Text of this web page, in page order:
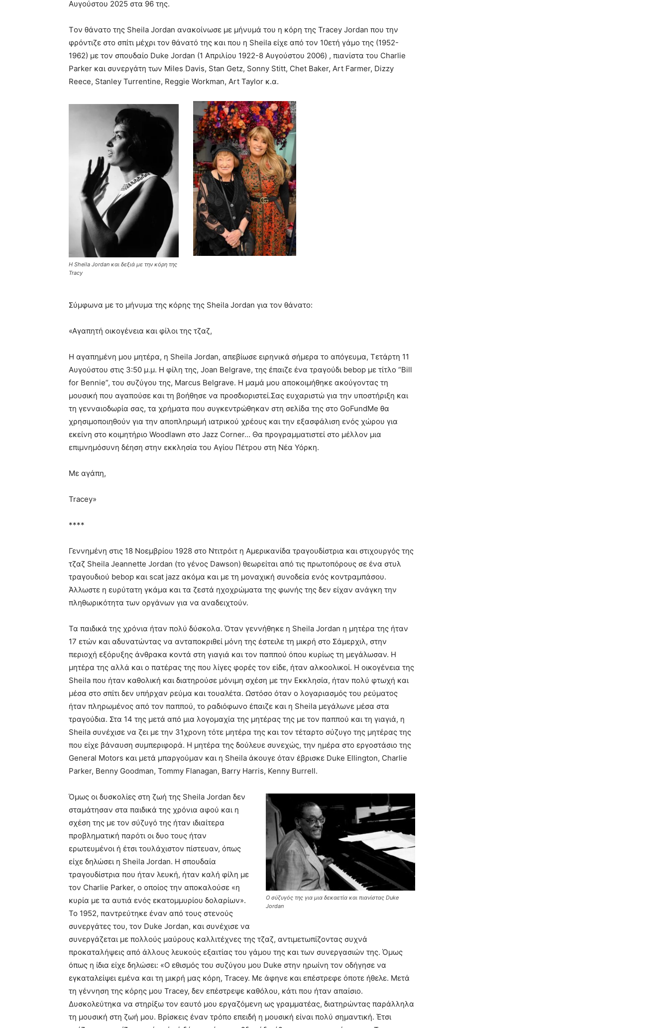
Αυγούστου 2025 στα 96 της.
Tον θάνατο της Sheila Jordan ανακοίνωσε με μήνυμά του η κόρη της Tracey Jordan που την
φρόντιζε στο σπίτι μέχρι τον θάνατό της και που η Sheila είχε από τον 10ετή γάμο της (1952-
1962) με τον σπουδαίο Duke Jordan (1 Απριλίου 1922-8 Αυγούστου 2006) , πιανίστα του Charlie
Parker και συνεργάτη των Miles Davis, Stan Getz, Sonny Stitt, Chet Baker, Art Farmer, Dizzy
Reece, Stanley Turrentine, Reggie Workman, Art Taylor κ.α.
Η Sheila Jordan και δεξιά με την κόρη της
Tracy
Σύμφωνα με το μήνυμα της κόρης της Sheila Jordan για τον θάνατο:
«Αγαπητή οικογένεια και φίλοι της τζαζ,
Η αγαπημένη μου μητέρα, η Sheila Jordan, απεβίωσε ειρηνικά σήμερα το απόγευμα, Τετάρτη 11
Αυγούστου στις 3:50 μ.μ. Η φίλη της, Joan Belgrave, της έπαιζε ένα τραγούδι bebop με τίτλο “Bill
for Bennie”, του συζύγου της, Marcus Belgrave. Η μαμά μου αποκοιμήθηκε ακούγοντας τη
μουσική που αγαπούσε και τη βοήθησε να προσδιοριστεί.Σας ευχαριστώ για την υποστήριξη και
τη γενναιοδωρία σας, τα χρήματα που συγκεντρώθηκαν στη σελίδα της στο GoFundMe θα
χρησιμοποιηθούν για την αποπληρωμή ιατρικού χρέους και την εξασφάλιση ενός χώρου για
εκείνη στο κοιμητήριο Woodlawn στο Jazz Corner… Θα προγραμματιστεί στο μέλλον μια
επιμνημόσυνη δέηση στην εκκλησία του Αγίου Πέτρου στη Νέα Υόρκη.
Με αγάπη,
Tracey»
****
Γεννημένη στις 18 Νοεμβρίου 1928 στο Ντιτρόιτ η Αμερικανίδα τραγουδίστρια και στιχουργός της
τζαζ Sheila Jeannette Jordan (το γένος Dawson) θεωρείται από τις πρωτοπόρους σε ένα στυλ
τραγουδιού bebop και scat jazz ακόμα και με τη μοναχική συνοδεία ενός κοντραμπάσου.
Άλλωστε η ευρύτατη γκάμα και τα ζεστά ηχοχρώματα της φωνής της δεν είχαν ανάγκη την
πληθωρικότητα των οργάνων για να αναδειχτούν.
Τα παιδικά της χρόνια ήταν πολύ δύσκολα. Όταν γεννήθηκε η Sheila Jordan η μητέρα της ήταν
17 ετών και αδυνατώντας να ανταποκριθεί μόνη της έστειλε τη μικρή στο Σάμερχιλ, στην
περιοχή εξόρυξης άνθρακα κοντά στη γιαγιά και τον παππού όπου κυρίως τη μεγάλωσαν. Η
μητέρα της αλλά και ο πατέρας της που λίγες φορές τον είδε, ήταν αλκοολικοί. Η οικογένεια της
Sheila που ήταν καθολική και διατηρούσε μόνιμη σχέση με την Εκκλησία, ήταν πολύ φτωχή και
μέσα στο σπίτι δεν υπήρχαν ρεύμα και τουαλέτα. Ωστόσο όταν ο λογαριασμός του ρεύματος
ήταν πληρωμένος από τον παππού, το ραδιόφωνο έπαιζε και η Sheila μεγάλωνε μέσα στα
τραγούδια. Στα 14 της μετά από μια λογομαχία της μητέρας της με τον παππού και τη γιαγιά, η
Sheila συνέχισε να ζει με την 31χρονη τότε μητέρα της και τον τέταρτο σύζυγο της μητέρας της
που είχε βάναυση συμπεριφορά. Η μητέρα της δούλευε συνεχώς, την ημέρα στο εργοστάσιο της
General Motors και μετά μπαργούμαν και η Sheila άκουγε όταν έβρισκε Duke Ellington, Charlie
Parker, Benny Goodman, Tommy Flanagan, Barry Harris, Kenny Burrell.
Ο σύζυγός της για μια δεκαετία και πιανίστας Duke
Jordan
Όμως οι δυσκολίες στη ζωή της Sheila Jordan δεν
σταμάτησαν στα παιδικά της χρόνια αφού και η
σχέση της με τον σύζυγό της ήταν ιδιαίτερα
προβληματική παρότι οι δυο τους ήταν
ερωτευμένοι ή έτσι τουλάχιστον πίστευαν, όπως
είχε δηλώσει η Sheila Jordan. Η σπουδαία
τραγουδίστρια που ήταν λευκή, ήταν καλή φίλη με
τον Charlie Parker, ο οποίος την αποκαλούσε «η
κυρία με τα αυτιά ενός εκατομμυρίου δολαρίων».
Το 1952, παντρεύτηκε έναν από τους στενούς
συνεργάτες του, τον Duke Jordan, και συνέχισε να
συνεργάζεται με πολλούς μαύρους καλλιτέχνες της τζαζ, αντιμετωπίζοντας συχνά
προκαταλήψεις από άλλους λευκούς εξαιτίας του γάμου της και των συνεργασιών της. Όμως
όπως η ίδια είχε δηλώσει: «Ο εθισμός του συζύγου μου Duke στην ηρωίνη τον οδήγησε να
εγκαταλείψει εμένα και τη μικρή μας κόρη, Tracey. Με άφηνε και επέστρεφε όποτε ήθελε. Μετά
τη γέννηση της κόρης μου Tracey, δεν επέστρεψε καθόλου, κάτι που ήταν απαίσιο.
Δυσκολεύτηκα να στηρίξω τον εαυτό μου εργαζόμενη ως γραμματέας, διατηρώντας παράλληλα
τη μουσική στη ζωή μου. Βρίσκεις έναν τρόπο επειδή η μουσική είναι πολύ σημαντική. Έτσι